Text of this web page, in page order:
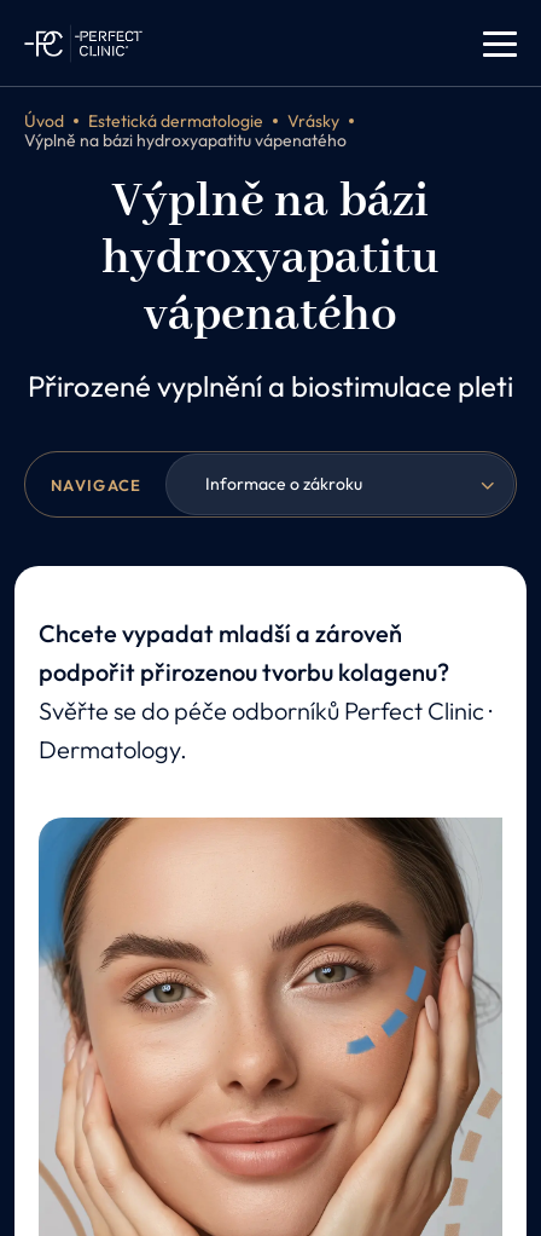
Úvod Estetická dermatologie
Vrásky
Výplně na bázi hydroxyapatitu vápenatého
Výplně na bázi
hydroxyapatitu
vápenatého
Přirozené vyplnění a biostimulace pleti
NAVIGACE Informace o zákroku
Chcete vypadat mladší a zároveň
podpořit přirozenou tvorbu kolagenu?
Svěřte se do péče odborníků Perfect Clinic ·
Dermatology.